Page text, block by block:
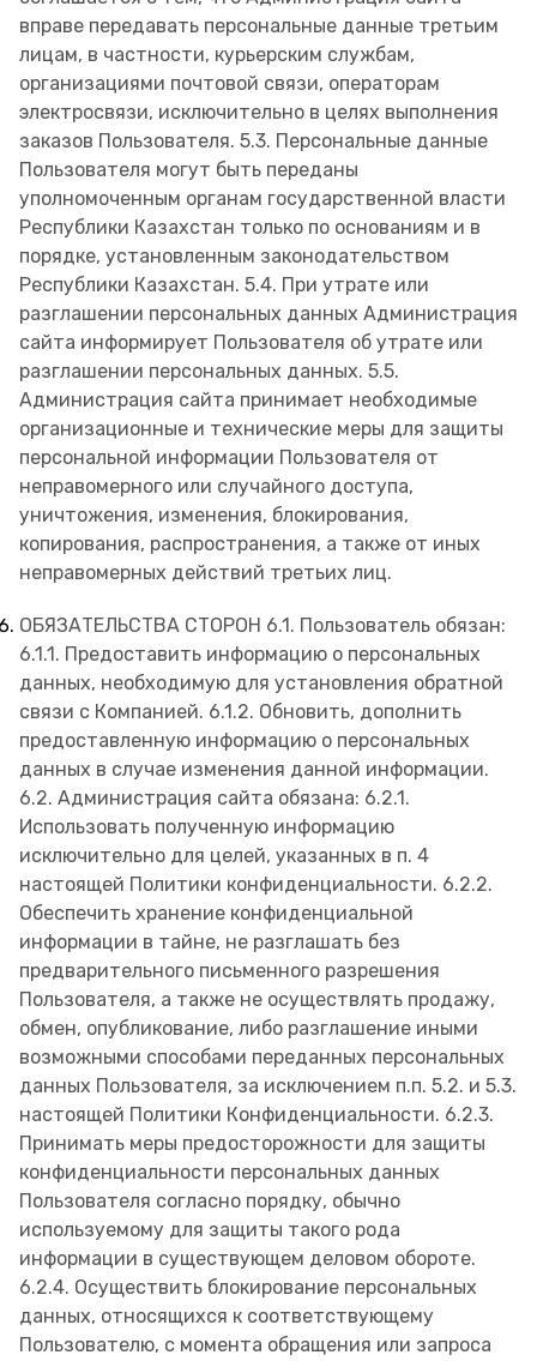
вправе передавать персональные данные третьим
лицам, в частности, курьерским службам,
организациями почтовой связи, операторам
электросвязи, исключительно в целях выполнения
заказов Пользователя. 5.3. Персональные данные
Пользователя могут быть переданы
уполномоченным органам государственной власти
Республики Казахстан только по основаниям и в
порядке, установленным законодательством
Республики Казахстан. 5.4. При утрате или
разглашении персональных данных Администрация
сайта информирует Пользователя об утрате или
разглашении персональных данных. 5.5.
Администрация сайта принимает необходимые
организационные и технические меры для защиты
персональной информации Пользователя от
неправомерного или случайного доступа,
уничтожения, изменения, блокирования,
копирования, распространения, а также от иных
неправомерных действий третьих лиц.
ОБЯЗАТЕЛЬСТВА СТОРОН 6.1. Пользователь обязан:
6.1.1. Предоставить информацию о персональных
данных, необходимую для установления обратной
связи с Компанией. 6.1.2. Обновить, дополнить
предоставленную информацию о персональных
данных в случае изменения данной информации.
6.2. Администрация сайта обязана: 6.2.1.
Использовать полученную информацию
исключительно для целей, указанных в п. 4
настоящей Политики конфиденциальности. 6.2.2.
Обеспечить хранение конфиденциальной
информации в тайне, не разглашать без
предварительного письменного разрешения
Пользователя, а также не осуществлять продажу,
обмен, опубликование, либо разглашение иными
возможными способами переданных персональных
данных Пользователя, за исключением п.п. 5.2. и 5.3.
настоящей Политики Конфиденциальности. 6.2.3.
Принимать меры предосторожности для защиты
конфиденциальности персональных данных
Пользователя согласно порядку, обычно
используемому для защиты такого рода
информации в существующем деловом обороте.
6.2.4. Осуществить блокирование персональных
данных, относящихся к соответствующему
Пользователю, с момента обращения или запроса